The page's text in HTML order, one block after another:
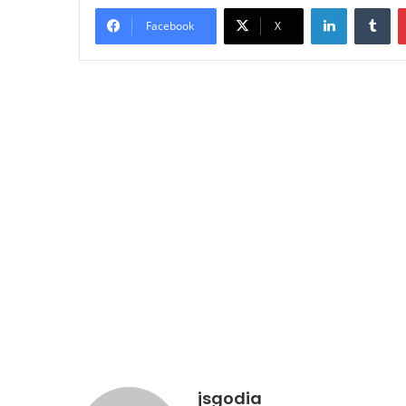
Facebook X
LinkedIn
jsgodia